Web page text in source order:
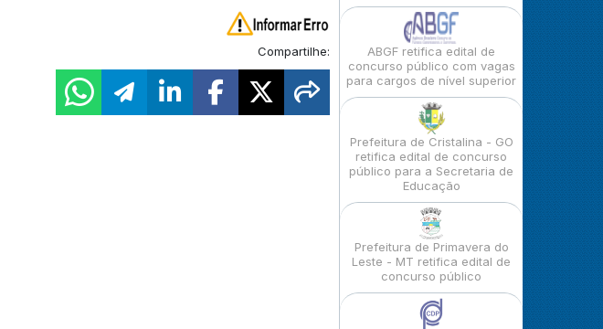
Compartilhe:
ABGF retifica edital de
concurso público com vagas
para cargos de nível superior
Prefeitura de Cristalina - GO
retifica edital de concurso
público para a Secretaria de
Educação
Prefeitura de Primavera do
Leste - MT retifica edital de
concurso público